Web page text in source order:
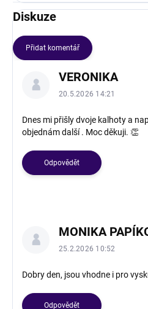
Diskuze
Přidat komentář
VERONIKA
20.5.2026 14:21
Dnes mi přišly dvoje kalhoty a
objednám další . Moc děkuji. 👏
Odpovědět
MONIKA
25.2.2026 10:52
Dobry den, jsou vhodne i pro
Odpovědět